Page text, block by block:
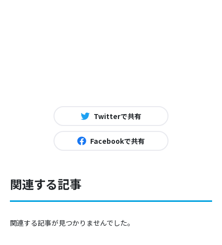
Twitterで共有
Facebookで共有
関連する記事
関連する記事が見つかりませんでした。